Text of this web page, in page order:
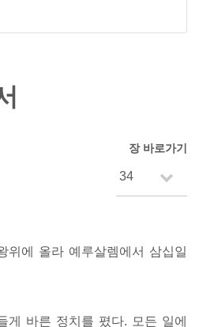
장 바로가기
위에 올라 예루살렘에서 삼십일
게 바른 정치를 폈다. 모든 일에